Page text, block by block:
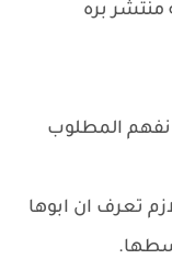
بره
نفهم المطلوب
تعرف ان ابوها